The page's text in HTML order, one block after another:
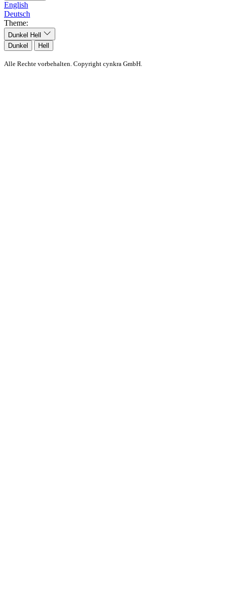
English
Deutsch
Theme:
Dunkel Hell
Dunkel
Hell
Alle Rechte vorbehalten. Copyright cynkra GmbH.